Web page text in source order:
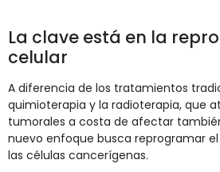
La clave está en la
celular
A diferencia de los tratamientos
quimioterapia y la radioterapia, que
tumorales a costa de afectar
nuevo enfoque busca reprogramar
las células cancerígenas.